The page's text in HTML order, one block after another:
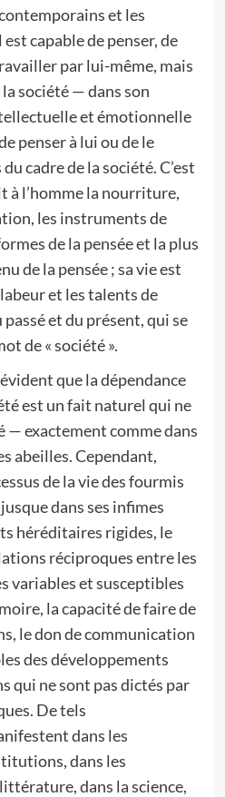
et les
capable de penser, de
par lui-même, mais
société — dans son
et émotionnelle
penser à lui ou de le
cadre de la société. C’est
à l’homme la nourriture,
les instruments de
de la pensée et la plus
de la pensée ; sa vie est
et les talents de
et du présent, qui se
de « société ».
que la dépendance
est un fait naturel qui ne
— exactement comme dans
abeilles. Cependant,
de la vie des fourmis
dans ses infimes
héréditaires rigides, le
réciproques entre les
variables et susceptibles
la capacité de faire de
le don de communication
des développements
qui ne sont pas dictés par
De tels
dans les
dans les
dans la science,